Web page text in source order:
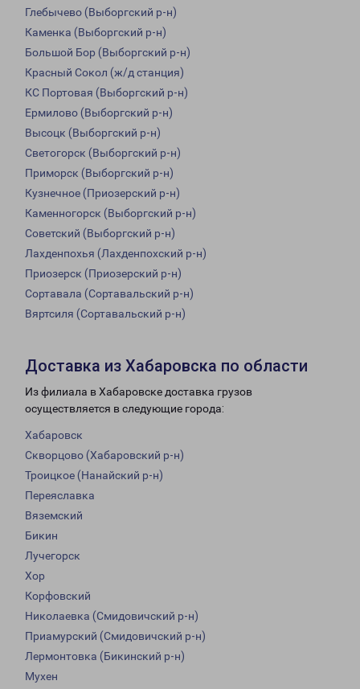
Глебычево (Выборгский р-н)
Каменка (Выборгский р-н)
Большой Бор (Выборгский р-н)
Красный Сокол (ж/д станция)
КС Портовая (Выборгский р-н)
Ермилово (Выборгский р-н)
Высоцк (Выборгский р-н)
Светогорск (Выборгский р-н)
Приморск (Выборгский р-н)
Кузнечное (Приозерский р-н)
Каменногорск (Выборгский р-н)
Советский (Выборгский р-н)
Лахденпохья (Лахденпохский р-н)
Приозерск (Приозерский р-н)
Сортавала (Сортавальский р-н)
Вяртсиля (Сортавальский р-н)
Доставка из Хабаровска по области
Из филиала в Хабаровске доставка грузов
осуществляется в следующие города:
Хабаровск
Скворцово (Хабаровский р-н)
Троицкое (Нанайский р-н)
Переяславка
Вяземский
Бикин
Лучегорск
Хор
Корфовский
Николаевка (Смидовичский р-н)
Приамурский (Смидовичский р-н)
Лермонтовка (Бикинский р-н)
Мухен